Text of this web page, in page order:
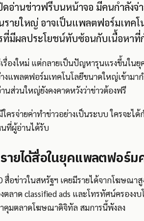
อ่านข่าวฟรีบนหน้าจอ มีคนกำลังจ่
ายใหญ่ อาจเป็นแพลตฟอร์มเทคโ
ที่มีผลประโยชน์ทับซ้อนกับเนื้อหาที่
เรื่องใหม่ แต่กลายเป็นปัญหารุนแรงขึ้นใ
งแพลตฟอร์มเทคโนโลยีขนาดใหญ่เข้าม
นส่วนใหญ่ยังคงคาดหวังว่าข่าวต้องฟรี
ครจ่ายค่าทำข่าวอย่างเป็นระบบ ใครจะไ
ที่ผู้อ่านได้รับ
ายได้สื่อในยุคแพลตฟอร์ม
สื่อข่าวในสหรัฐฯ เคยมีรายได้จากโฆษณา
ลาด classified ads และโทรทัศน์ครอง
าคุมตลาดโฆษณาดิจิทัล สมการนี้พังลง